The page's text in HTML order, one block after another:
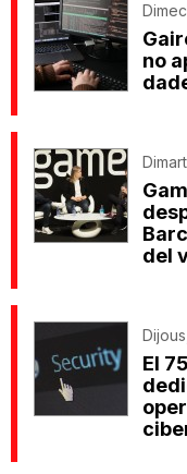
no
del
El